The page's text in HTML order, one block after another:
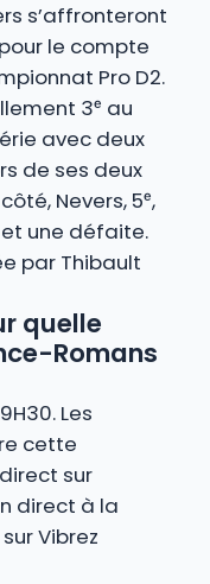
s’affronteront
le compte
Pro D2.
3ᵉ au
avec deux
de ses deux
Nevers, 5ᵉ,
une défaite.
par Thibault
quelle
Romans
Les
cette
sur
direct à la
sur Vibrez